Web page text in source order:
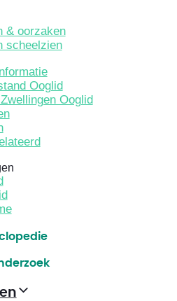
& oorzaken
scheelzien
Ooglid
Ooglid